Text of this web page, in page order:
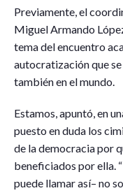
Previamente, el
Miguel Armando
tema del encuentro
autocratización que
también en el mundo.
Estamos, apuntó, en
puesto en duda los
de la democracia por
beneficiados por ella.
puede llamar así– no